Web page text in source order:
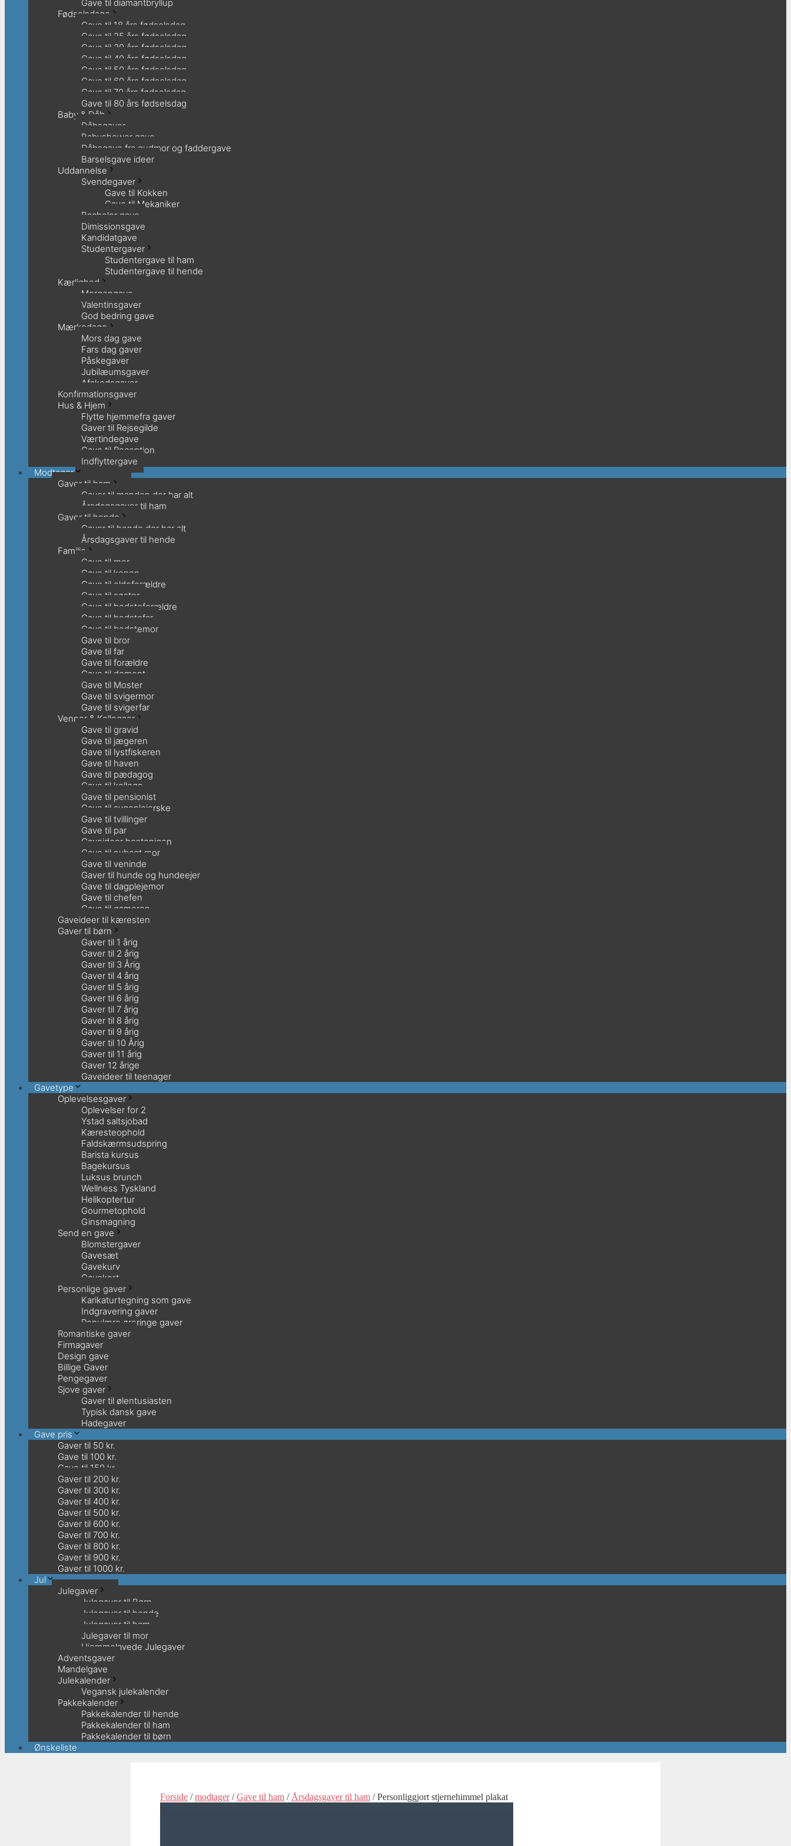
Gave til diamantbryllup
Fødselsdage
Gave til 18 års fødselsdag
Gave til 25 års fødselsdag
Gave til 30 års fødselsdag
Gave til 40 års fødselsdag
Gave til 50 års fødselsdag
Gave til 60 års fødselsdag
Gave til 70 års fødselsdag
Gave til 80 års fødselsdag
Baby & Dåb
Dåbsgaver
Babyshower gave
Dåbsgave fra gudmor og faddergave
Barselsgave ideer
Uddannelse
Svendegaver
Gave til Kokken
Gave til Mekaniker
Bachelor gave
Dimissionsgave
Kandidatgave
Studentergaver
Studentergave til ham
Studentergave til hende
Kærlighed
Morgengave
Valentinsgaver
God bedring gave
Mærkedage
Mors dag gave
Fars dag gaver
Påskegaver
Jubilæumsgaver
Afskedsgaver
Konfirmationsgaver
Hus & Hjem
Flytte hjemmefra gaver
Gaver til Rejsegilde
Værtindegave
Gave til Reception
Indflyttergave
Modtager
Gaver til ham
Gaver til manden der har alt
Årsdagsgaver til ham
Gaver til hende
Gaver til hende der har alt
Årsdagsgaver til hende
Familie
Gave til mor
Gave til konen
Gave til oldeforældre
Gave til søster
Gave til bedsteforældre
Gave til bedstefar
Gave til bedstemor
Gave til bror
Gave til far
Gave til forældre
Gave til dement
Gave til Moster
Gave til svigermor
Gave til svigerfar
Venner & Kollegaer
Gave til gravid
Gave til jægeren
Gave til lystfiskeren
Gave til haven
Gave til pædagog
Gave til kollega
Gave til pensionist
Gave til sygeplejerske
Gave til tvillinger
Gave til par
Gaveideer hestepigen
Gave til nybagt mor
Gave til veninde
Gaver til hunde og hundeejer
Gave til dagplejemor
Gave til chefen
Gave til gameren
Gaveideer til kæresten
Gaver til børn
Gaver til 1 årig
Gaver til 2 årig
Gaver til 3 Årig
Gaver til 4 årig
Gaver til 5 årig
Gaver til 6 årig
Gaver til 7 årig
Gaver til 8 årig
Gaver til 9 årig
Gaver til 10 Årig
Gaver til 11 årig
Gaver 12 årige
Gaveideer til teenager
Gavetype
Oplevelsesgaver
Oplevelser for 2
Ystad saltsjobad
Kæresteophold
Faldskærmsudspring
Barista kursus
Bagekursus
Luksus brunch
Wellness Tyskland
Helikoptertur
Gourmetophold
Ginsmagning
Send en gave
Blomstergaver
Gavesæt
Gavekurv
Gavekort
Personlige gaver
Karikaturtegning som gave
Indgravering gaver
Populære øreringe gaver
Romantiske gaver
Firmagaver
Design gave
Billige Gaver
Pengegaver
Sjove gaver
Gaver til ølentusiasten
Typisk dansk gave
Hadegaver
Gave pris
Gaver til 50 kr.
Gave til 100 kr.
Gave til 150 kr.
Gaver til 200 kr.
Gaver til 300 kr.
Gaver til 400 kr.
Gaver til 500 kr.
Gaver til 600 kr.
Gaver til 700 kr.
Gaver til 800 kr.
Gaver til 900 kr.
Gaver til 1000 kr.
Jul
Julegaver
Julegaver til Børn
Julegaver til hende
Julegaver til ham
Julegaver til mor
Hjemmelavede Julegaver
Adventsgaver
Mandelgave
Julekalender
Vegansk julekalender
Pakkekalender
Pakkekalender til hende
Pakkekalender til ham
Pakkekalender til børn
Ønskeliste
Forside /modtager/Gave til ham / Årsdagsgaver til ham / Personliggjort stjernehimmel plakat